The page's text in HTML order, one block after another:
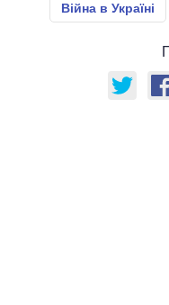
Війна в Україні